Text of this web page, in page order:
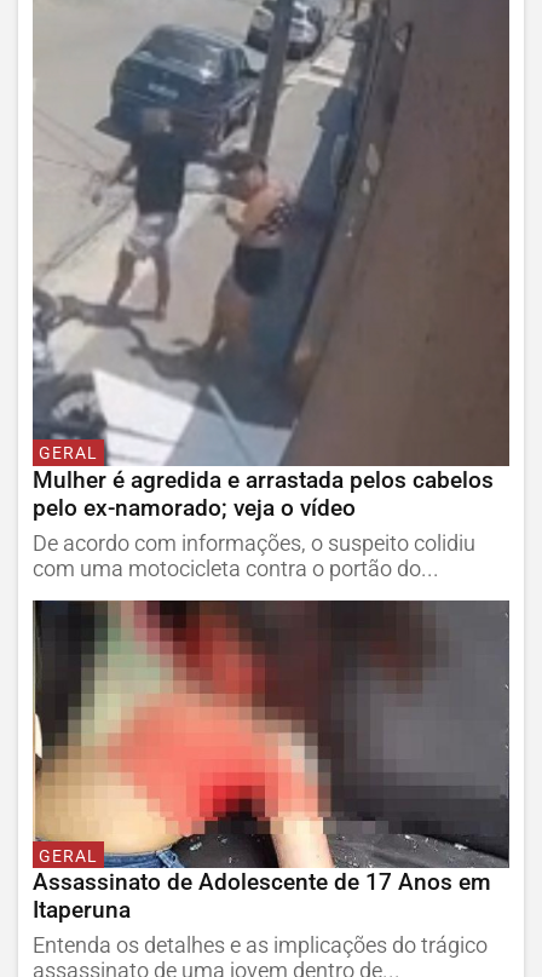
GERAL
Mulher é agredida e arrastada pelos cabelos
pelo ex-namorado; veja o vídeo
De acordo com informações, o suspeito colidiu
com uma motocicleta contra o portão do...
GERAL
Assassinato de Adolescente de 17 Anos em
Itaperuna
Entenda os detalhes e as implicações do trágico
assassinato de uma jovem dentro de...